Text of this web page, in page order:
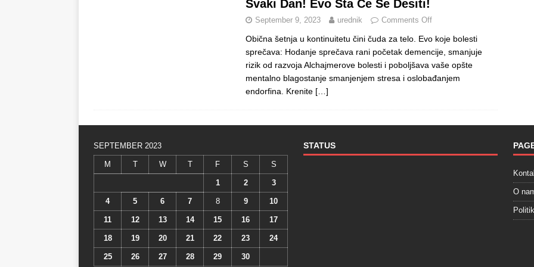
Svaki Dan! Evo Šta Će Se Desiti!
September 9, 2023 urednik Comments Off
Obična šetnja u kontinuitetu čini čuda za telo. Evo koje bolesti
sprečava: Hodanje sprečava rani početak demencije, smanjuje
rizik od razvoja Alchajmerove bolesti i poboljšava vaše opšte
mentalno blagostanje smanjenjem stresa i oslobađanjem
endorfina. Krenite […]
SEPTEMBER 2023
M T W T F S S
1 2 3
4 5 6 7 8 9 10
11 12 13 14 15 16 17
18 19 20 21 22 23 24
25 26 27 28 29 30
STATUS
O